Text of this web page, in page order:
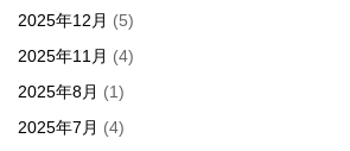
2025年12月 (5)
2025年11月 (4)
2025年8月 (1)
2025年7月 (4)